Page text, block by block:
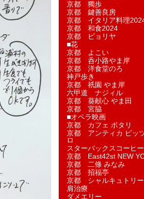
京都 獨歩
京都 鍵善良房
京都 イタリア料理
京都 和食2024
京都 ピョリヤ
■花
京都 よこい
京都 呑小路やま岸
京都 洋食堂のろ
神戸歩き
京都 祇園 やま岸
六甲道 ナジィル
京都 葵献心 やま田
京都 宮脇
■オペラ映画
京都 カフェ ポタリ
京都 アンティカ ピッ
ロ
スターバックスコーヒー
京都 East42st NEW
京都 二條 みなみ
京都 招福亭
京都 シャルキュトリ
肩治療
ダメエリー